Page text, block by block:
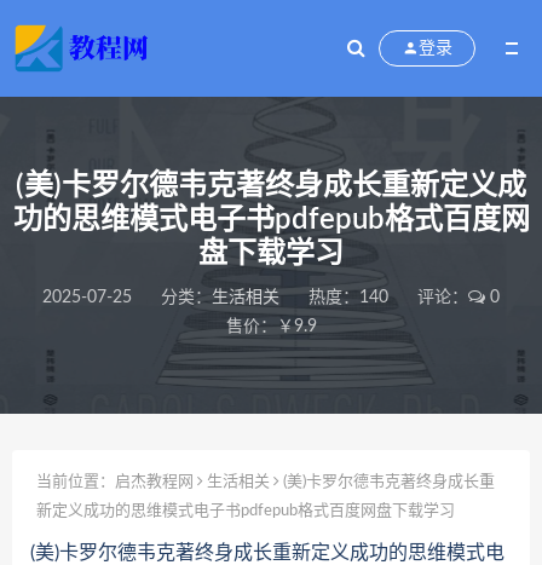
登录
(美)卡罗尔德韦克著终身成长重新定义成
功的思维模式电子书pdfepub格式百度网
盘下载学习
2025-07-25 分类： 生活相关 热度：140 评论：
0
售价：￥9.9
当前位置： 启杰教程网 生活相关
(美)卡罗尔德韦克著终身成长重
新定义成功的思维模式电子书pdfepub格式百度网盘下载学习
(美)卡罗尔德韦克著终身成长重新定义成功的思维模式电